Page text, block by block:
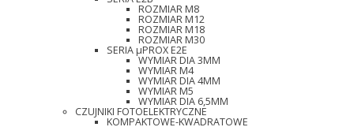
ROZMIAR M8
ROZMIAR M12
ROZMIAR M18
ROZMIAR M30
SERIA µPROX E2E
WYMIAR DIA 3MM
WYMIAR M4
WYMIAR DIA 4MM
WYMIAR M5
WYMIAR DIA 6,5MM
CZUJNIKI FOTOELEKTRYCZNE
KOMPAKTOWE-KWADRATOWE